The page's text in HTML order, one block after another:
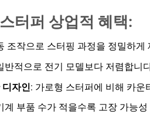
터퍼 상업적 혜택:
조작으로 스터핑 과정을 정밀하게
반적으로 전기 모델보다 저렴합니
자인: 가로형 스터퍼에 비해 카운
계 부품 수가 적을수록 고장 가능성